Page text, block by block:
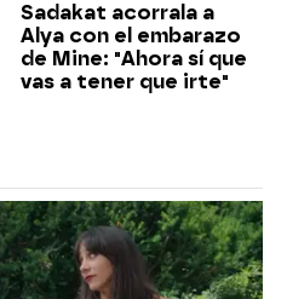
Sadakat acorrala a
Alya con el embarazo
de Mine: "Ahora sí que
vas a tener que irte"